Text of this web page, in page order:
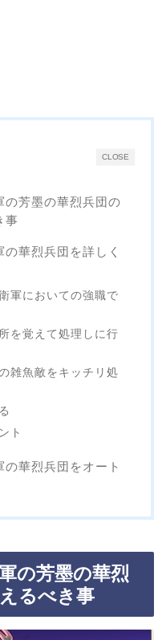
CLOSE
の芳墨の華烈兵団の
事
華烈兵団を詳しく
軍においての強職で
を覚えて処理しに行
雑魚敵をキッチリ処
ト
華烈兵団をオート
の芳墨の華烈
るべき事